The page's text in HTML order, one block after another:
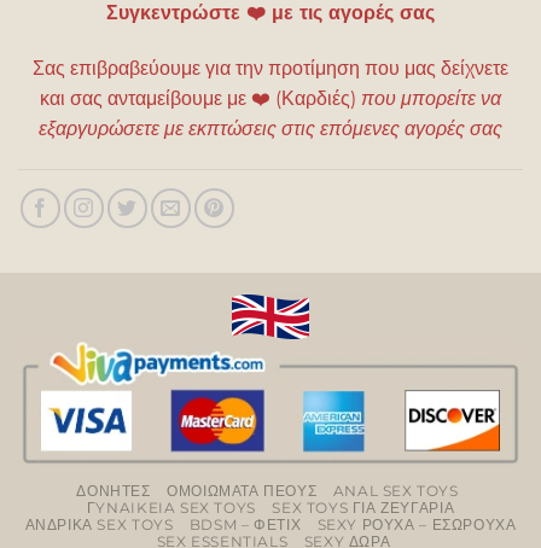
Συγκεντρώστε ❤️ με τις αγορές σας
Σας επιβραβεύουμε για την προτίμηση που μας δείχνετε
και σας ανταμείβουμε με ❤️ (Καρδιές) που μπορείτε να
εξαργυρώσετε με εκπτώσεις στις επόμενες αγορές σας
ΔΟΝΗΤΕΣ ΟΜΟΙΩΜΑΤΑ ΠΕΟΥΣ
ANAL SEX TOYS
ΓYNAIKEIA SEX TOYS
SEX TOYS ΓΙΑ ΖΕΥΓΑΡΙΑ
ΑΝΔΡΙΚΑ SEX TOYS
BDSM – ΦΕΤΙΧ
SEXY ΡΟΥΧΑ – ΕΣΩΡΟΥΧΑ
SEX ESSENTIALS
SEXY ΔΩΡΑ